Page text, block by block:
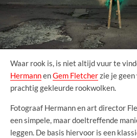
Waar rook is, is niet altijd vuur te
HermannenGem Fletcherzie je
prachtig gekleurde rookwolken.
Fotograaf Hermann en art director
een simpele, maar doeltreffende
leggen. De basis hiervoor is een